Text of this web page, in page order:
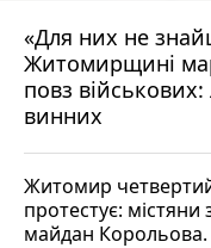
«Для них не
Житомирщині
повз
винних
17 липня 2026 р.
Житомир
протестує:
майдан